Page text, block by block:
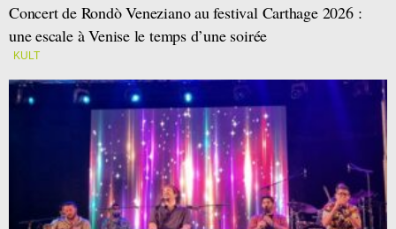
Concert de Rondò Veneziano au festival Carthage 2026 :
une escale à Venise le temps d’une soirée
KULT